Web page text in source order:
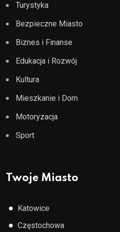
Turystyka
Bezpieczne Miasto
Biznes i Finanse
Edukacja i Rozwój
Kultura
Mieszkanie i Dom
Motoryzacja
Sport
Twoje Miasto
● Katowice
● Częstochowa